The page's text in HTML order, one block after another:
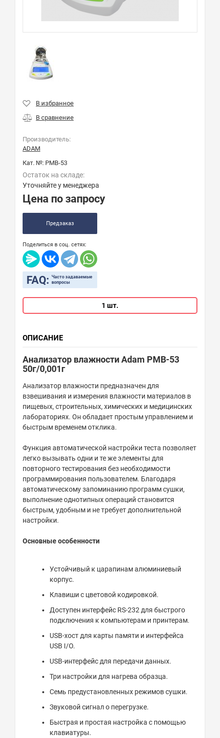
Производитель:
ADAM
Кат. №: PMB-53
Остаток на складе:
Уточняйте у менеджера
Цена по запросу
Предзаказ
Поделиться в соц. сетях:
FAQ: Часто задаваемые
вопросы
1 шт.
ОПИСАНИЕ
Анализатор влажности Adam PMB-53
50г/0,001г
Анализатор влажности предназначен для
взвешивания и измерения влажности материалов в
пищевых, строительных, химических и медицинских
лабораториях. Он обладает простым управлением и
быстрым временем отклика.
Функция автоматической настройки теста позволяет
легко вызывать одни и те же элементы для
повторного тестирования без необходимости
программирования пользователем. Благодаря
автоматическому запоминанию программ сушки,
выполнение однотипных операций становится
быстрым, удобным и не требует дополнительной
настройки.
Основные особенности
Устойчивый к царапинам алюминиевый
корпус.
Клавиши с цветовой кодировкой.
Доступен интерфейс RS-232 для быстрого
подключения к компьютерам и принтерам.
USB-хост для карты памяти и интерфейса
USB I/O.
USB-интерфейс для передачи данных.
Три настройки для нагрева образца.
Семь предустановленных режимов сушки.
Звуковой сигнал о перегрузке.
Быстрая и простая настройка с помощью
клавиатуры.